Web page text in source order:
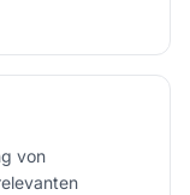
von